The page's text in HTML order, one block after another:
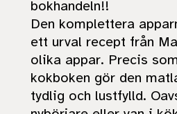
bokhandeln!!
Den komplettera
ett urval recept från
olika appar. Precis
kokboken gör den
tydlig och lustfylld.